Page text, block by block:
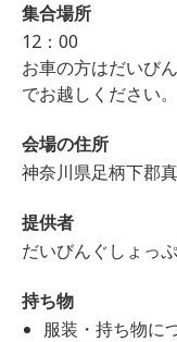
集合場所
12：00
お車の方はだいび
でお越しください。
会場の住所
神奈川県足柄下郡
提供者
だいびんぐしょっ
持ち物
服装・持ち物に